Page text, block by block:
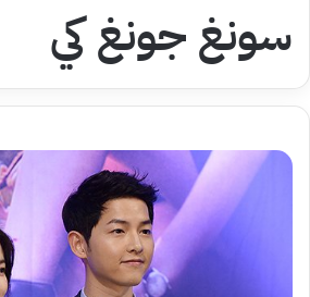
سونغ جونغ كي